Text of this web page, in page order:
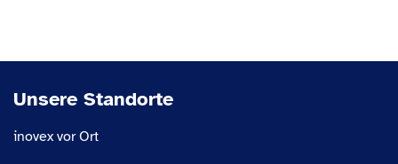
Unsere Standorte
inovex vor Ort